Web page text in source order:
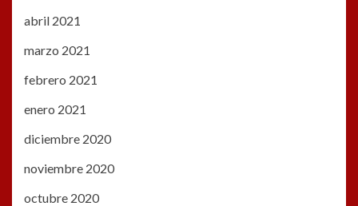
abril 2021
marzo 2021
febrero 2021
enero 2021
diciembre 2020
noviembre 2020
octubre 2020